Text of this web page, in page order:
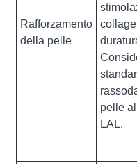
Rafforzamento
della pelle
pelle
LAL.